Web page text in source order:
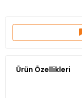
Ürün Özellikleri